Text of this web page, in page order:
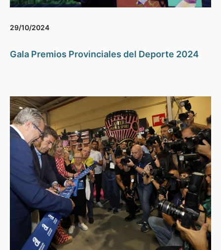
29/10/2024
Gala Premios Provinciales del Deporte 2024